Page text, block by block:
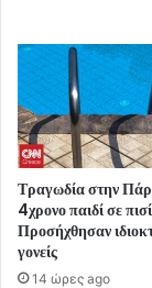
Τραγωδία στην
4χρονο παιδί σε
Προσήχθησαν
γονείς
14 ώρες ago